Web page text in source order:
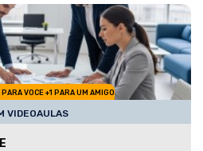
VOCE +1 PARA UM AMIGO
VIDEOAULAS